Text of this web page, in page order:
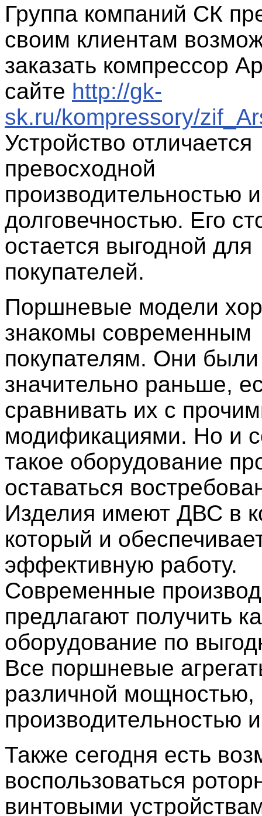
Группа компаний СК
своим клиентам
заказать компрессор
сайте http://gk-
sk.ru/kompressory/
Устройство отличается
превосходной
производительностью и
долговечностью. Его
остается выгодной для
покупателей.
Поршневые модели
знакомы современным
покупателям. Они
значительно раньше,
сравнивать их с
модификациями. Но и
такое оборудование
оставаться
Изделия имеют ДВС в
который и
эффективную работу.
Современные
предлагают получить
оборудование по
Все поршневые
различной мощностью,
производительностью
Также сегодня есть
воспользоваться
винтовыми